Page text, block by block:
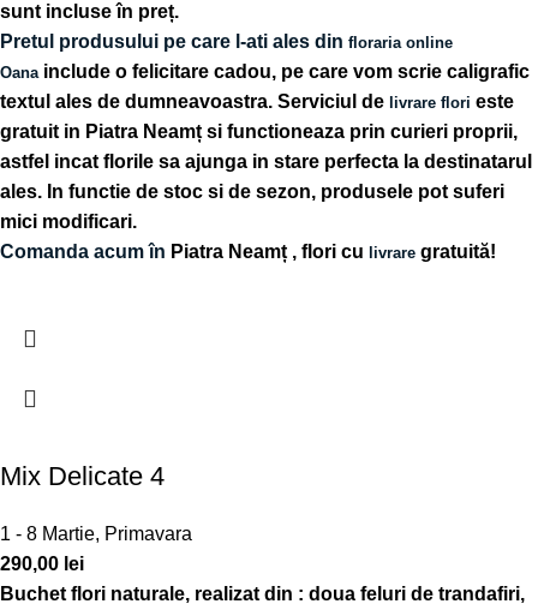
sunt incluse în preț.
Pretul produsului pe care l-ati ales din floraria online
Oana include o felicitare cadou, pe care vom scrie caligrafic
textul ales de dumneavoastra. Serviciul de livrare flori este
gratuit in Piatra Neamț si functioneaza prin curieri proprii,
astfel incat florile sa ajunga in stare perfecta la destinatarul
ales. In functie de stoc si de sezon, produsele pot suferi
mici modificari.
Comanda acum în Piatra Neamț , flori cu livrare gratuită!
Mix Delicate 4
1 - 8 Martie, Primavara
290,00 lei
Buchet flori naturale, realizat din : doua feluri de trandafiri,